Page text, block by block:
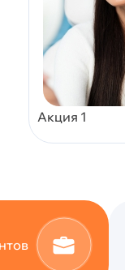
Акция 1